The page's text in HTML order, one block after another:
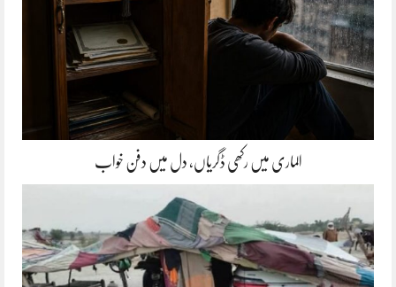
الماری میں رکھی ڈگریاں، دل میں دفن خواب